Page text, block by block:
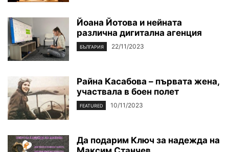
Йоана Йотова и нейната
различна дигитална агенция
БЪЛГАРИЯ 22/11/2023
Райна Касабова – първата жена,
участвала в боен полет
FEATURED 10/11/2023
Да подарим Ключ за надежда на